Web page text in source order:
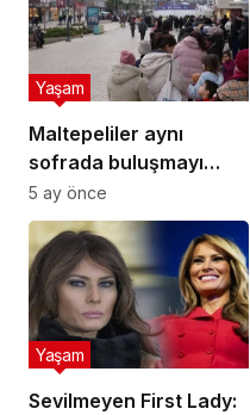
Maltepeliler aynı
sofrada buluşmayı
sürdürüyor
Yaşam
5 ay önce
Sevilmeyen First Lady:
Yaşam